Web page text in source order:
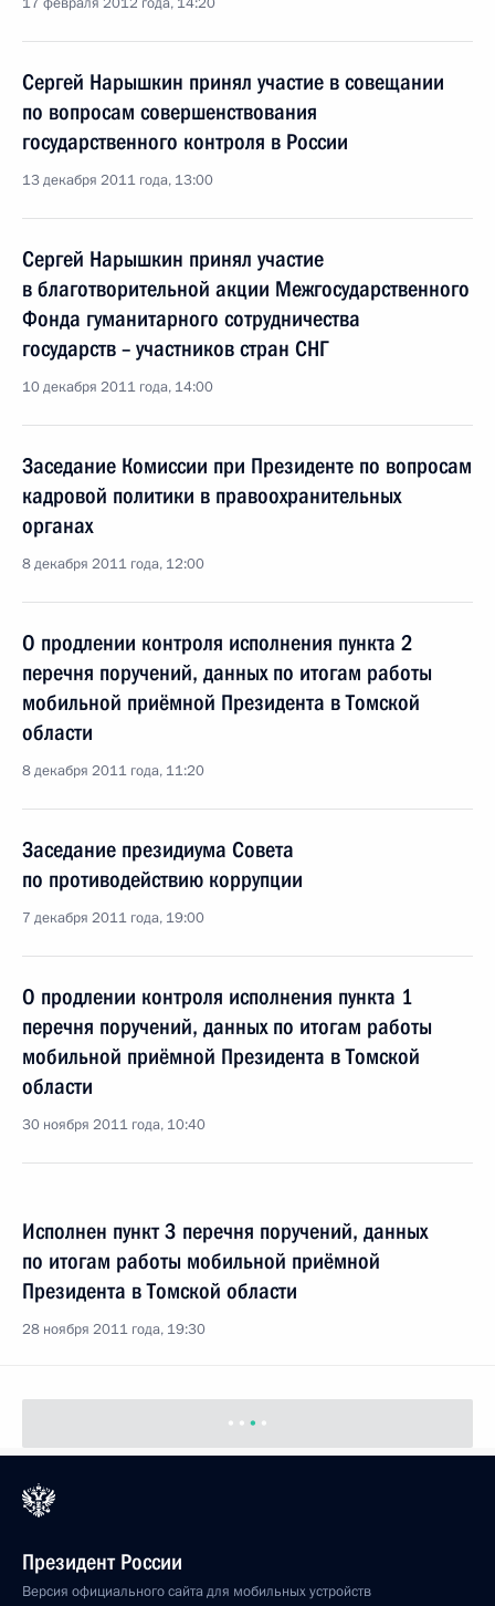
Сергей Нарышкин принял участие в совещании
по вопросам совершенствования
государственного контроля в России
13 декабря 2011 года, 13:00
Сергей Нарышкин принял участие
в благотворительной акции Межгосударственного
Фонда гуманитарного сотрудничества
государств – участников стран СНГ
10 декабря 2011 года, 14:00
Заседание Комиссии при Президенте по вопросам
кадровой политики в правоохранительных
органах
8 декабря 2011 года, 12:00
О продлении контроля исполнения пункта 2
перечня поручений, данных по итогам работы
мобильной приёмной Президента в Томской
области
8 декабря 2011 года, 11:20
Заседание президиума Совета
по противодействию коррупции
7 декабря 2011 года, 19:00
О продлении контроля исполнения пункта 1
перечня поручений, данных по итогам работы
мобильной приёмной Президента в Томской
области
30 ноября 2011 года, 10:40
по итогам работы мобильной приёмной
Президента в Томской области
28 ноября 2011 года, 19:30
25 ноября 2011 года, 09:00
Сергей Нарышкин встретился с Руководителем
Администрации Президента Азербайджана